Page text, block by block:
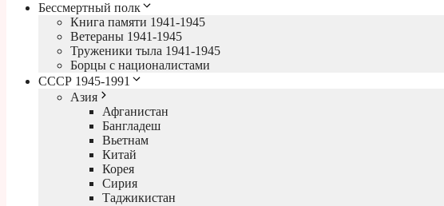
Бессмертный полк
Книга памяти 1941-1945
Ветераны 1941-1945
Труженики тыла 1941-1945
Борцы с националистами
СССР 1945-1991
Азия
Афганистан
Бангладеш
Вьетнам
Китай
Корея
Сирия
Таджикистан